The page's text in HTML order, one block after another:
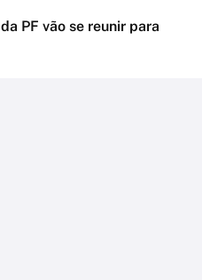
PF vão se reunir para